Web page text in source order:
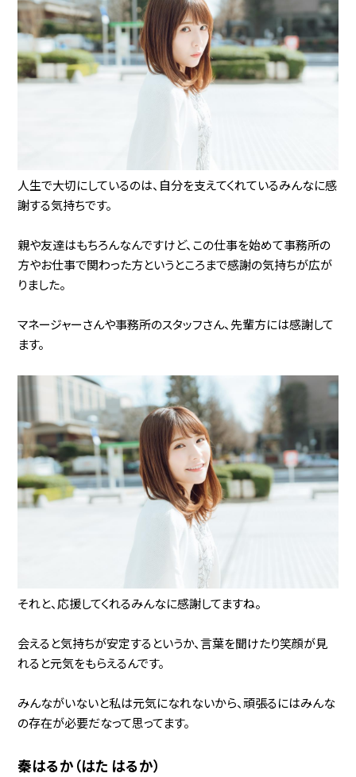
人生で大切にしているのは、自分を支えてくれているみんなに感
謝する気持ちです。
親や友達はもちろんなんですけど、この仕事を始めて事務所の
方やお仕事で関わった方というところまで感謝の気持ちが広が
りました。
マネージャーさんや事務所のスタッフさん、先輩方には感謝して
ます。
それと、応援してくれるみんなに感謝してますね。
会えると気持ちが安定するというか、言葉を聞けたり笑顔が見
れると元気をもらえるんです。
みんながいないと私は元気になれないから、頑張るにはみんな
の存在が必要だなって思ってます。
秦はるか（はた はるか）